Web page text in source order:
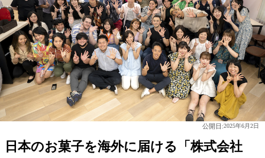
公開日:2025年6月2日
日本のお菓子を海外に届ける「株式会社